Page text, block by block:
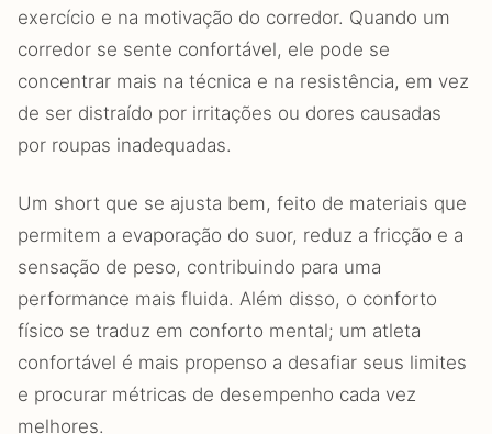
exercício e na motivação do corredor. Quando um
corredor se sente confortável, ele pode se
concentrar mais na técnica e na resistência, em vez
de ser distraído por irritações ou dores causadas
por roupas inadequadas.
Um short que se ajusta bem, feito de materiais que
permitem a evaporação do suor, reduz a fricção e a
sensação de peso, contribuindo para uma
performance mais fluida. Além disso, o conforto
físico se traduz em conforto mental; um atleta
confortável é mais propenso a desafiar seus limites
e procurar métricas de desempenho cada vez
melhores.